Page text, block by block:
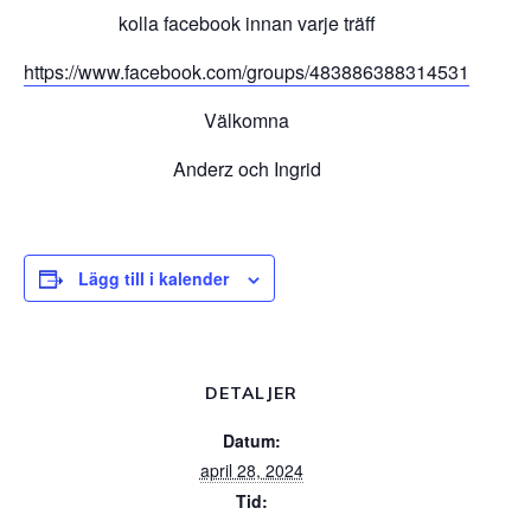
kolla facebook innan varje träff
https://www.facebook.com/groups/483886388314531
Välkomna
Anderz och Ingrid
Lägg till i kalender
DETALJER
Datum:
april 28, 2024
Tid: